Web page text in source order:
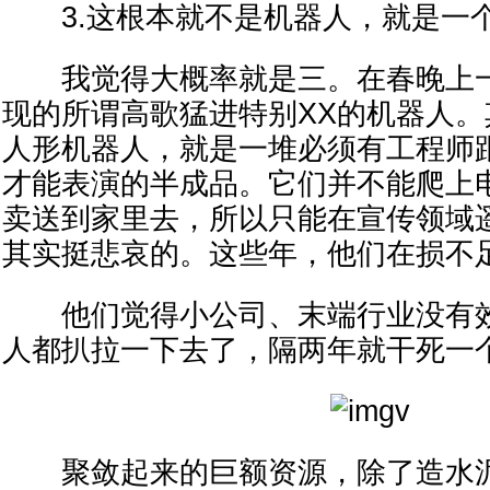
3.这根本就不是机器人，就是一
我觉得大概率就是三。在春晚上
现的所谓高歌猛进特别XX的机器人
人形机器人，就是一堆必须有工程师
才能表演的半成品。它们并不能爬上
卖送到家里去，所以只能在宣传领域
其实挺悲哀的。这些年，他们在损不
他们觉得小公司、末端行业没有
人都扒拉一下去了，隔两年就干死一
聚敛起来的巨额资源，除了造水